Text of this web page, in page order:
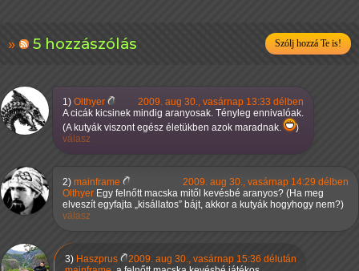
5 hozzászólás Szólj hozzá Te is!
1) Olthyer
2009. aug 30., vasárnap 13:33 délben
A cicák kicsinek mindig aranyosak. Tényleg ennivalóak.
(A kutyák viszont egész életükben azok maradnak.
)
válasz
2) mainframe
2009. aug 30., vasárnap 14:29 délben
Olthyer Egy felnőtt macska mitől kevésbé aranyos? (Ha meg
elveszít egyfajta
kisállatos bájt, akkor a kutyák hogyhogy nem?)
válasz
3) Haszprus
2009. aug 30., vasárnap 15:36 délután